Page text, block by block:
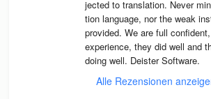
jec­ted to trans­la­tion. Never
tion lan­guage, nor the weak
pro­vi­ded. We are full
expe­ri­ence, they did well and
doing well. Deis­ter Software.
Alle Rezensionen